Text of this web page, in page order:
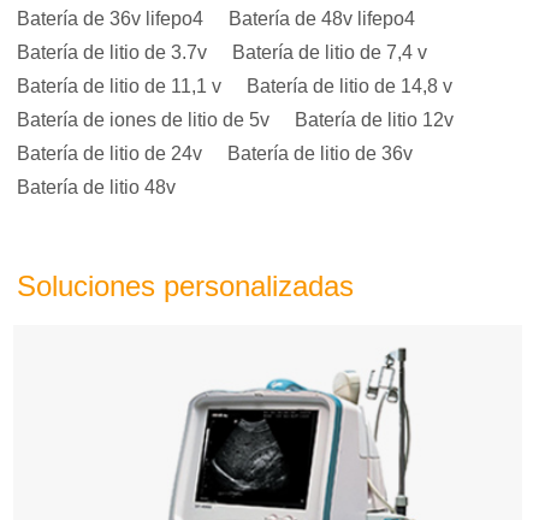
Batería de 36v lifepo4
Batería de 48v lifepo4
Batería de litio de 3.7v
Batería de litio de 7,4 v
Batería de litio de 11,1 v
Batería de litio de 14,8 v
Batería de iones de litio de 5v
Batería de litio 12v
Batería de litio de 24v
Batería de litio de 36v
Batería de litio 48v
Soluciones personalizadas